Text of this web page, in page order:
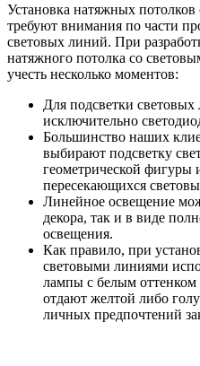
Установка натяжных
требуют внимания по части
световых линий. При
натяжного потолка со
учесть несколько моментов:
Для подсветки
исключительно
Большинство наших
выбирают подсветку
геометрической
пересекающихся
Линейное освещение
декора, так и в виде
освещения.
Как правило, при
световыми линиями
лампы с белым оттенком
отдают желтой либо
личных предпочтений